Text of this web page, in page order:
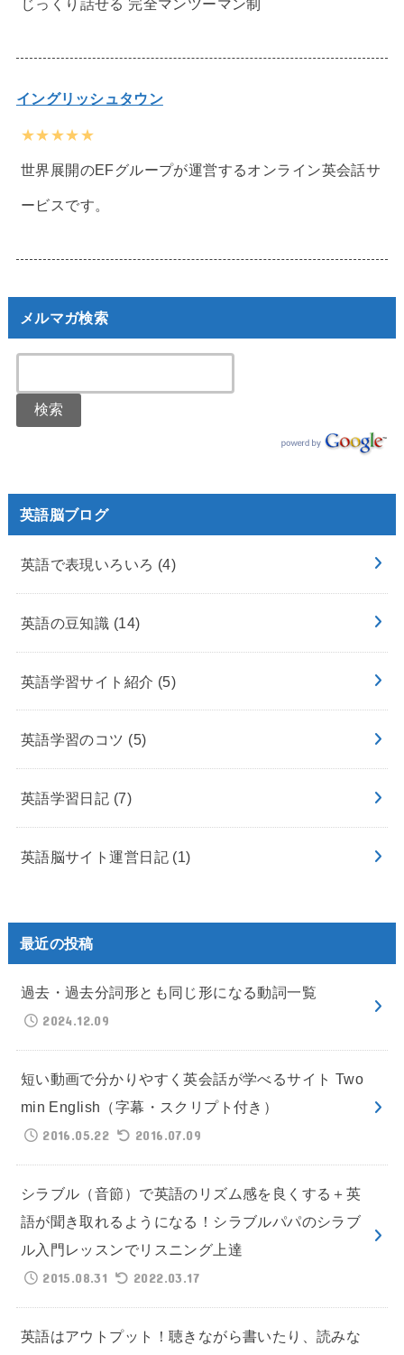
じっくり話せる 完全マンツーマン制
イングリッシュタウン
★★★★★
世界展開のEFグループが運営するオンライン英会話サ
ービスです。
メルマガ検索
英語脳ブログ
英語で表現いろいろ (4)
英語の豆知識 (14)
英語学習サイト紹介 (5)
英語学習のコツ (5)
英語学習日記 (7)
英語脳サイト運営日記 (1)
最近の投稿
過去・過去分詞形とも同じ形になる動詞一覧
2024.12.09
短い動画で分かりやすく英会話が学べるサイト Two
min English（字幕・スクリプト付き）
2016.05.22
2016.07.09
シラブル（音節）で英語のリズム感を良くする＋英
語が聞き取れるようになる！シラブルパパのシラブ
ル入門レッスンでリスニング上達
2015.08.31
2022.03.17
英語はアウトプット！聴きながら書いたり、読みな